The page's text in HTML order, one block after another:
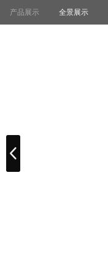
产品展示 全景展示